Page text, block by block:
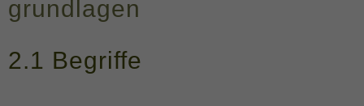
grundlagen
2.1 Begriffe